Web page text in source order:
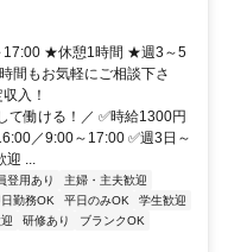
17:00 ★休憩1時間 ★週3～5
間もお気軽にご相談下さ
入！
て働ける！／ ✅時給1300円
／9:00～17:00 ✅週3日～
迎 ...
登用あり
主婦・主夫歓迎
日勤務OK 平日のみOK
学生歓迎
研修あり
ブランクOK